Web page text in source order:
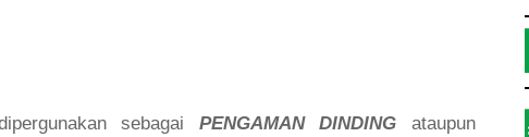
sebagai PENGAMAN DINDING ataupun